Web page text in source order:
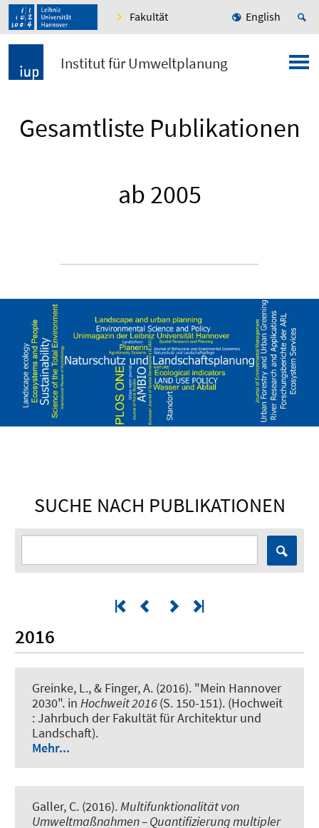
Fakultät English
Institut für Umweltplanung
Gesamtliste Publikationen
ab 2005
SUCHE NACH PUBLIKATIONEN
2016
Greinke, L., & Finger, A. (2016). "Mein Hannover
2030". in Hochweit 2016(S. 150-151). (Hochweit
: Jahrbuch der Fakultät für Architektur und
Landschaft).
Mehr...
Galler, C. (2016).Multifunktionalität von
Umweltmaßnahmen – Quantifizierung multipler